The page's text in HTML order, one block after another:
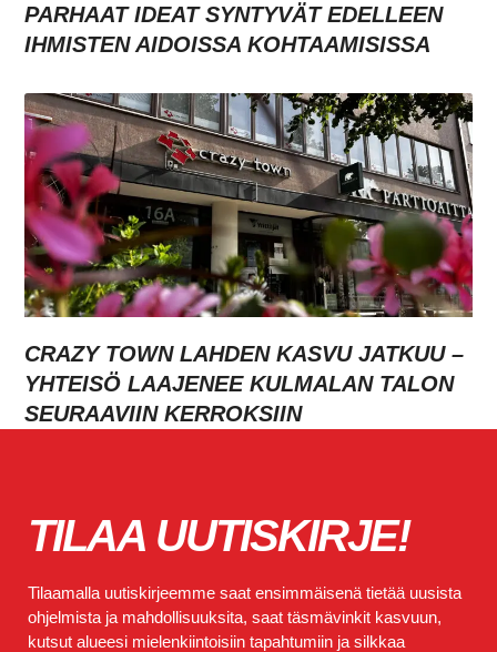
PARHAAT IDEAT SYNTYVÄT EDELLEEN
IHMISTEN AIDOISSA KOHTAAMISISSA
CRAZY TOWN LAHDEN KASVU JATKUU –
YHTEISÖ LAAJENEE KULMALAN TALON
SEURAAVIIN KERROKSIIN
TILAA UUTISKIRJE!
Tilaamalla uutiskirjeemme saat ensimmäisenä tietää uusista
ohjelmista ja mahdollisuuksita, saat täsmävinkit kasvuun,
kutsut alueesi mielenkiintoisiin tapahtumiin ja silkkaa